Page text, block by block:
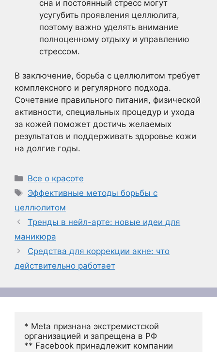
сна и постоянный стресс могут
усугубить проявления целлюлита,
поэтому важно уделять внимание
полноценному отдыху и управлению
стрессом.
В заключение, борьба с целлюлитом требует
комплексного и регулярного подхода.
Сочетание правильного питания, физической
активности, специальных процедур и ухода
за кожей поможет достичь желаемых
результатов и поддерживать здоровье кожи
на долгие годы.
Рубрики
Все о красоте
Метки
Эффективные методы борьбы с
целлюлитом
Тренды в нейл-арте: новые идеи для
маникюра
Средства для коррекции акне: что
действительно работает
* Meta признана экстремистской
организацией и запрещена в РФ
** Facebook принадлежит компании